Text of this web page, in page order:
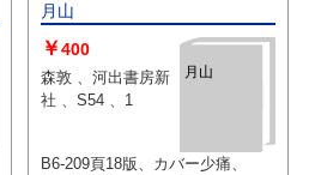
月山
月山
￥400
森敦 、河出書房新
社 、S54 、1
B6-209頁18版、カバー少痛、